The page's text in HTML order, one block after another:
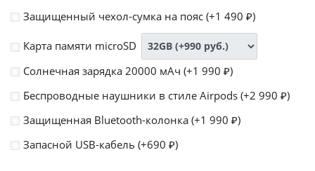
Защищенный чехол-сумка на пояс (+1 490 ₽)
Карта памяти microSD
Солнечная зарядка 20000 мАч (+1 990 ₽)
Беспроводные наушники в стиле Airpods (+2 990 ₽)
Защищенная Bluetooth-колонка (+1 990 ₽)
Запасной USB-кабель (+690 ₽)